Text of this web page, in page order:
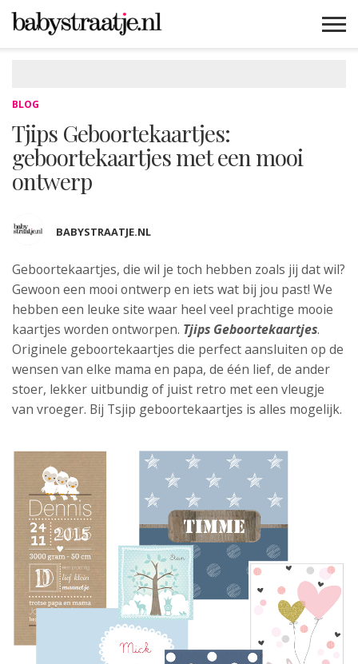
BLOG
Tjips Geboortekaartjes:
geboortekaartjes met een mooi
ontwerp
BABYSTRAATJE.NL
Geboortekaartjes, die wil je toch hebben zoals jij dat wil?
Gewoon een mooi ontwerp en iets wat bij jou past! We
hebben een leuke site waar heel veel prachtige mooie
kaartjes worden ontworpen. Tjips Geboortekaartjes.
Originele geboortekaartjes die perfect aansluiten op de
wensen van elke mama en papa, de één lief, de ander
stoer, lekker uitbundig of juist retro met een vleugje
van vroeger. Bij Tsjip geboortekaartjes is alles mogelijk.